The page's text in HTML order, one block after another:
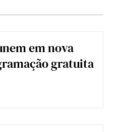
em nova
gratuita